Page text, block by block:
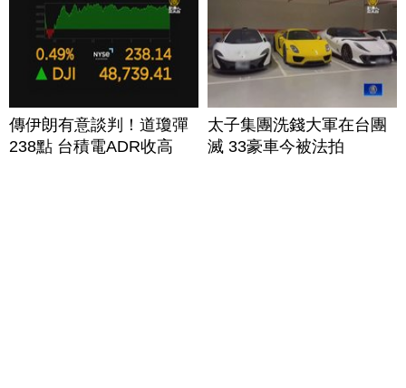
傳伊朗有意談判！道瓊彈
238點 台積電ADR收高
太子集團洗錢大軍在台團
滅 33豪車今被法拍